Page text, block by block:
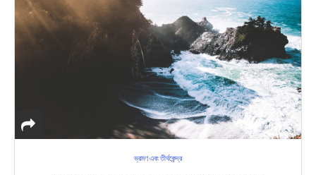
ভ্রমণ এবং তীর্থকেন্দ্র